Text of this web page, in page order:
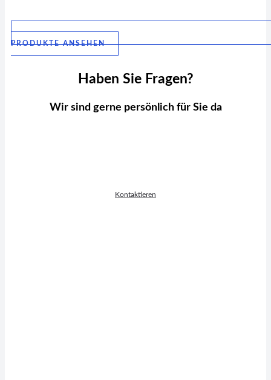
PRODUKTE ANSEHEN
Haben Sie Fragen?
Wir sind gerne persönlich für Sie da
Kontaktieren